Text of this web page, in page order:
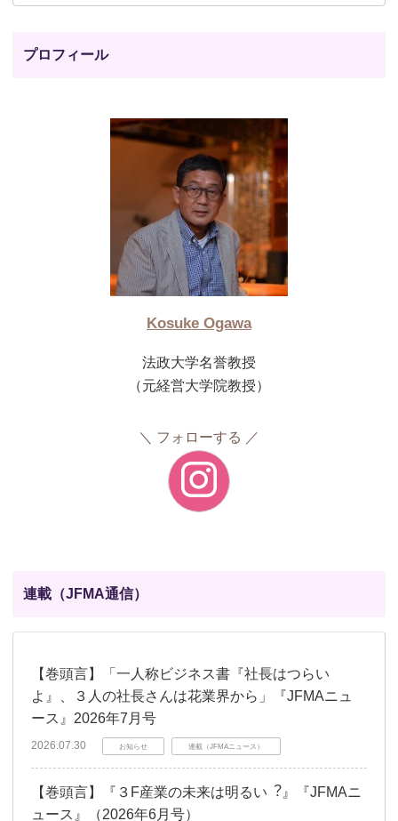
プロフィール
Kosuke Ogawa
法政大学名誉教授
（元経営大学院教授）
フォローする
連載（JFMA通信）
【巻頭言】「一人称ビジネス書『社長はつらい
よ』、３人の社長さんは花業界から」『JFMAニュ
ース』2026年7月号
2026.07.30 お知らせ 連載（JFMAニュース）
【巻頭言】『３F産業の未来は明るい︖』『JFMAニ
ュース』（2026年6月号）